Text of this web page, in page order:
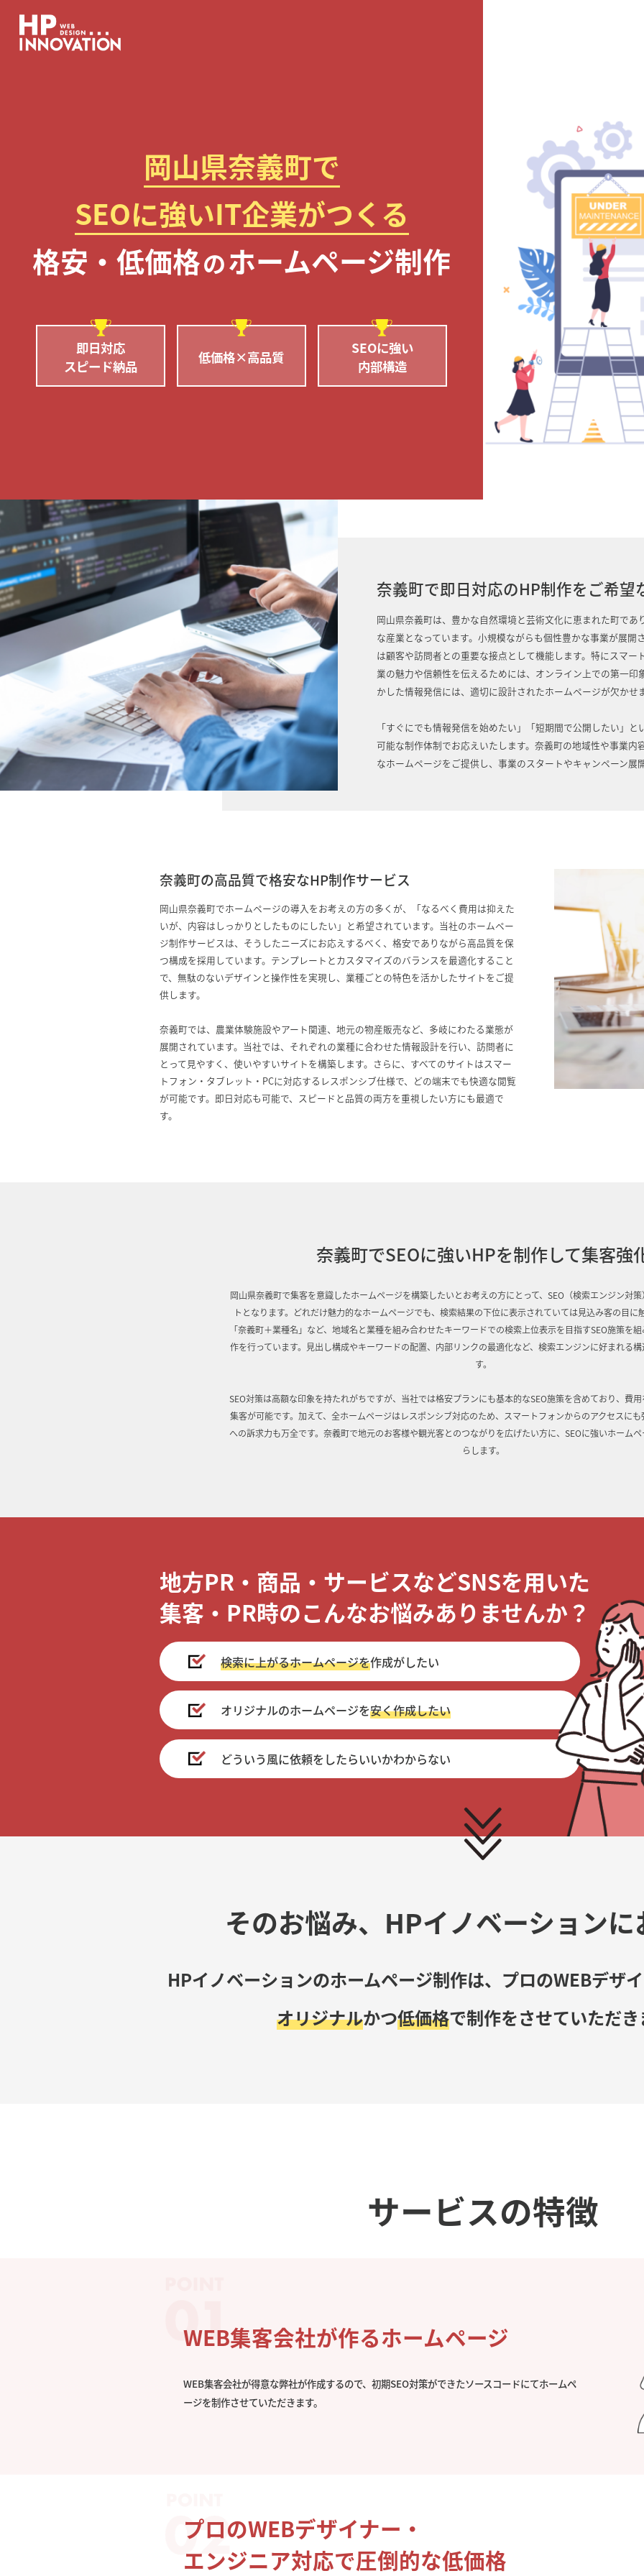
岡山県奈義町で
SEOに強いIT企業がつくる
格安・低価格のホームページ制作
即日対応
スピード納品
低価格×高品質
SEOに強い
内部構造
奈義町で即日対応のHP制作をご希望
岡山県奈義町は、豊かな自然環境と芸術文化に恵まれた町で
な産業となっています。小規模ながらも個性豊かな事業が展開
は顧客や訪問者との重要な接点として機能します。特にスマ
業の魅力や信頼性を伝えるためには、オンライン上での第一
かした情報発信には、適切に設計されたホームページが欠かせ
「すぐにでも情報発信を始めたい」「短期間で公開したい」
可能な制作体制でお応えいたします。奈義町の地域性や事業内
なホームページをご提供し、事業のスタートやキャンペーン展
奈義町の高品質で格安なHP制作サービス
岡山県奈義町でホームページの導入をお考えの方の多くが、「なるべく費用は抑えた
いが、内容はしっかりとしたものにしたい」と希望されています。当社のホームペー
ジ制作サービスは、そうしたニーズにお応えするべく、格安でありながら高品質を保
つ構成を採用しています。テンプレートとカスタマイズのバランスを最適化すること
で、無駄のないデザインと操作性を実現し、業種ごとの特色を活かしたサイトをご提
供します。
奈義町では、農業体験施設やアート関連、地元の物産販売など、多岐にわたる業態が
展開されています。当社では、それぞれの業種に合わせた情報設計を行い、訪問者に
とって見やすく、使いやすいサイトを構築します。さらに、すべてのサイトはスマー
トフォン・タブレット・PCに対応するレスポンシブ仕様で、どの端末でも快適な閲覧
が可能です。即日対応も可能で、スピードと品質の両方を重視したい方にも最適で
す。
奈義町でSEOに強いHPを制作して集客強
岡山県奈義町で集客を意識したホームページを構築したいとお考えの方にとって、SEO（検索エンジン対
トとなります。どれだけ魅力的なホームページでも、検索結果の下位に表示されていては見込み客の目に
「奈義町＋業種名」など、地域名と業種を組み合わせたキーワードでの検索上位表示を目指すSEO施策を
作を行っています。見出し構成やキーワードの配置、内部リンクの最適化など、検索エンジンに好まれる
す。
SEO対策は高額な印象を持たれがちですが、当社では格安プランにも基本的なSEO施策を含めており、費
集客が可能です。加えて、全ホームページはレスポンシブ対応のため、スマートフォンからのアクセスに
への訴求力も万全です。奈義町で地元のお客様や観光客とのつながりを広げたい方に、SEOに強いホーム
らします。
地方PR・商品・サービスなどSNSを用いた
集客・PR時のこんなお悩みありませんか？
検索に上がるホームページを作成がしたい
オリジナルのホームページを安く作成したい
どういう風に依頼をしたらいいかわからない
そのお悩み、 HPイノベーション
HPイノベーションのホームページ制作は、 プロのWEBデザ
オリジナルかつ低価格で制作をさせていただき
サービスの特徴
WEB集客会社が作るホームページ
WEB集客会社が得意な弊社が作成するので、初期SEO対策ができたソースコードにてホームペ
ージを制作させていただきます。
プロのWEBデザイナー・
エンジニア対応で圧倒的な低価格